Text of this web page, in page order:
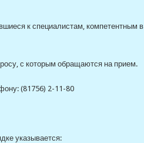
к специалистам, компетентным в
с которым обращаются на прием.
(81756) 2-11-80
указывается: